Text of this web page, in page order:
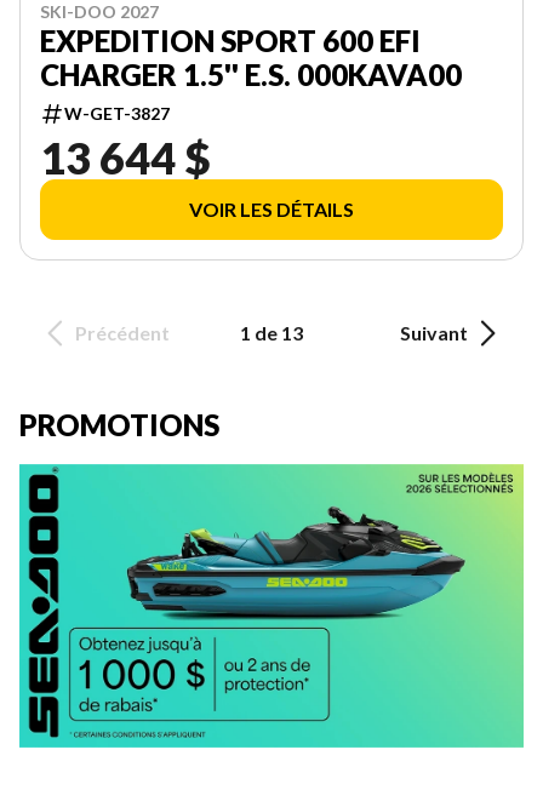
SKI-DOO 2027
EXPEDITION SPORT 600 EFI
CHARGER 1.5'' E.S. 000KAVA00
W-GET-3827
13 644 $
VOIR LES DÉTAILS
Précédent 1 de 13 Suivant
PROMOTIONS